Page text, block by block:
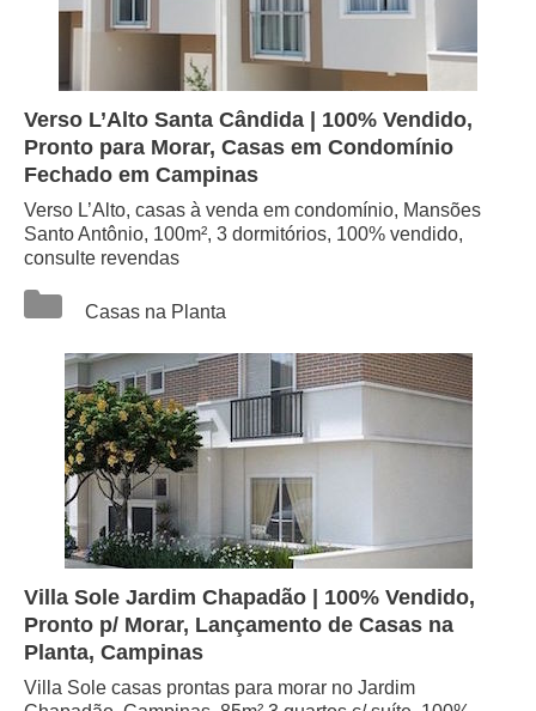
Verso L’Alto Santa Cândida | 100% Vendido,
Pronto para Morar, Casas em Condomínio
Fechado em Campinas
Verso L’Alto, casas à venda em condomínio, Mansões
Santo Antônio, 100m², 3 dormitórios, 100% vendido,
consulte revendas
Casas na Planta
Villa Sole Jardim Chapadão | 100% Vendido,
Pronto p/ Morar, Lançamento de Casas na
Planta, Campinas
Villa Sole casas prontas para morar no Jardim